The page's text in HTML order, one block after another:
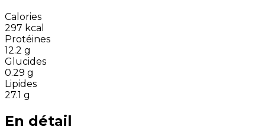
Calories
297 kcal
Protéines
12.2 g
Glucides
0.29 g
Lipides
27.1 g
En détail